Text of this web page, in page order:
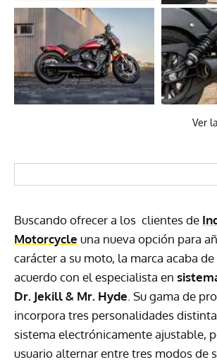
Ver
Buscando ofrecer a los clientes de
Motorcycle una nueva opción para
carácter a su moto, la marca acaba
acuerdo con el especialista en
Dr. Jekill & Mr. Hyde . Su gama de
incorpora tres personalidades
sistema electrónicamente ajustable,
usuario alternar entre tres modos de